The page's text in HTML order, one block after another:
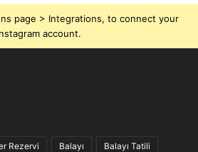
page > Integrations, to connect your
account.
Rezervi Balayı Balayı Tatili